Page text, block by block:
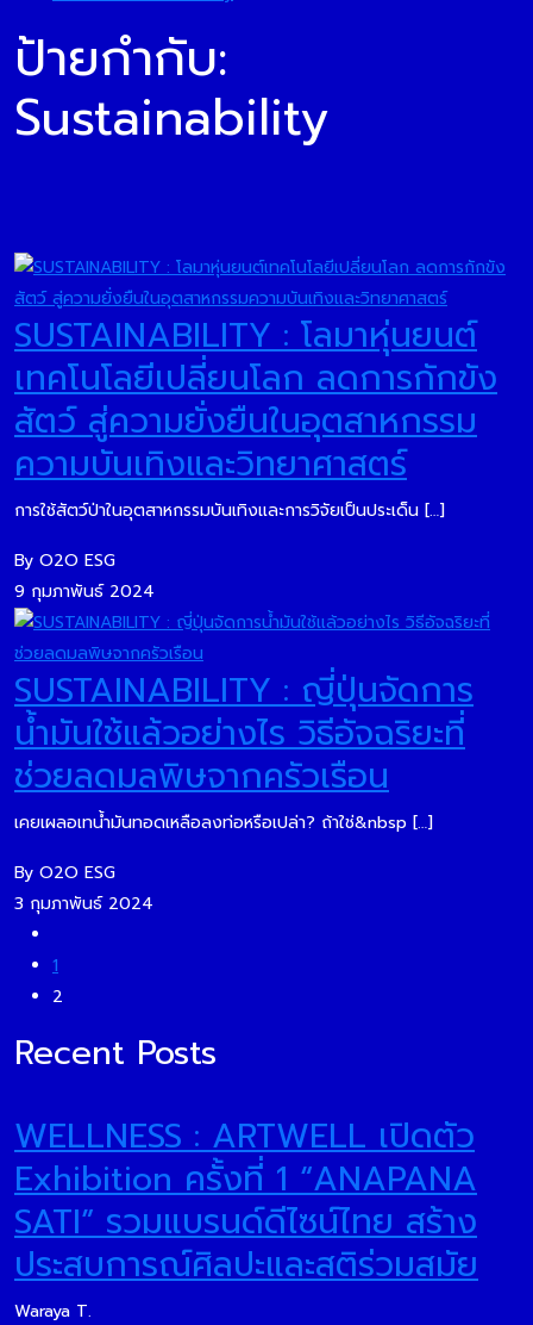
ป้ายกำกับ:
Sustainability
SUSTAINABILITY : โลมาหุ่นยนต์
เทคโนโลยีเปลี่ยนโลก ลดการกักขัง
สัตว์ สู่ความยั่งยืนในอุตสาหกรรม
ความบันเทิงและวิทยาศาสตร์
การใช้สัตว์ป่าในอุตสาหกรรมบันเทิงและการวิจัยเป็นประเด็น […]
By O2O ESG
9 กุมภาพันธ์ 2024
SUSTAINABILITY : ญี่ปุ่นจัดการ
น้ำมันใช้แล้วอย่างไร วิธีอัจฉริยะที่
ช่วยลดมลพิษจากครัวเรือน
เคยเผลอเทน้ำมันทอดเหลือลงท่อหรือเปล่า? ถ้าใช่&nbsp […]
By O2O ESG
3 กุมภาพันธ์ 2024
1
2
Recent Posts
WELLNESS : ARTWELL เปิดตัว
Exhibition ครั้งที่ 1 “ANAPANA
SATI” รวมแบรนด์ดีไซน์ไทย สร้าง
ประสบการณ์ศิลปะและสติร่วมสมัย
Waraya T.